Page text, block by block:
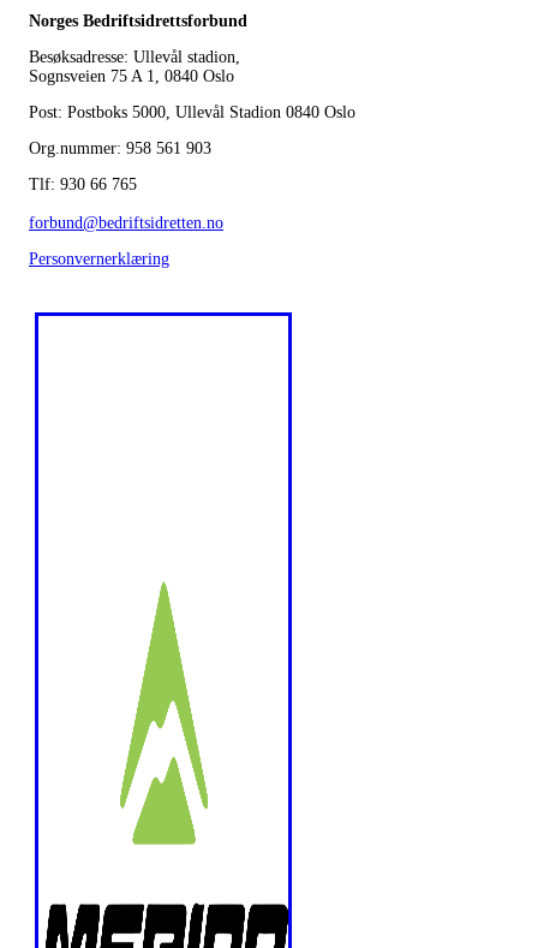
Norges Bedriftsidrettsforbund
Besøksadresse: Ullevål stadion,
Sognsveien 75 A 1, 0840 Oslo
Post: Postboks 5000, Ullevål Stadion 0840 Oslo
Org.nummer: 958 561 903
Tlf: 930 66 765
forbund@bedriftsidretten.no
Personvernerklæring